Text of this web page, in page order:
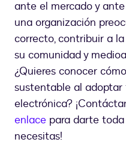
ante el mercado y
una organización
correcto, contribuir a
su comunidad y
¿Quieres conocer
sustentable al
electrónica?
enlace para darte
necesitas!